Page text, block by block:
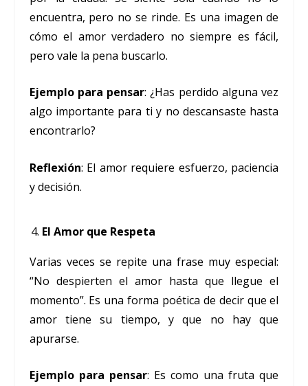
encuentra, pero no se rinde. Es una imagen de
cómo el amor verdadero no siempre es fácil,
pero vale la pena buscarlo.
Ejemplo para pensar: ¿Has perdido alguna vez
algo importante para ti y no descansaste hasta
encontrarlo?
Reflexión: El amor requiere esfuerzo, paciencia
y decisión.
El Amor que Respeta
Varias veces se repite una frase muy especial:
“No despierten el amor hasta que llegue el
momento”. Es una forma poética de decir que el
amor tiene su tiempo, y que no hay que
apurarse.
Ejemplo para pensar: Es como una fruta que